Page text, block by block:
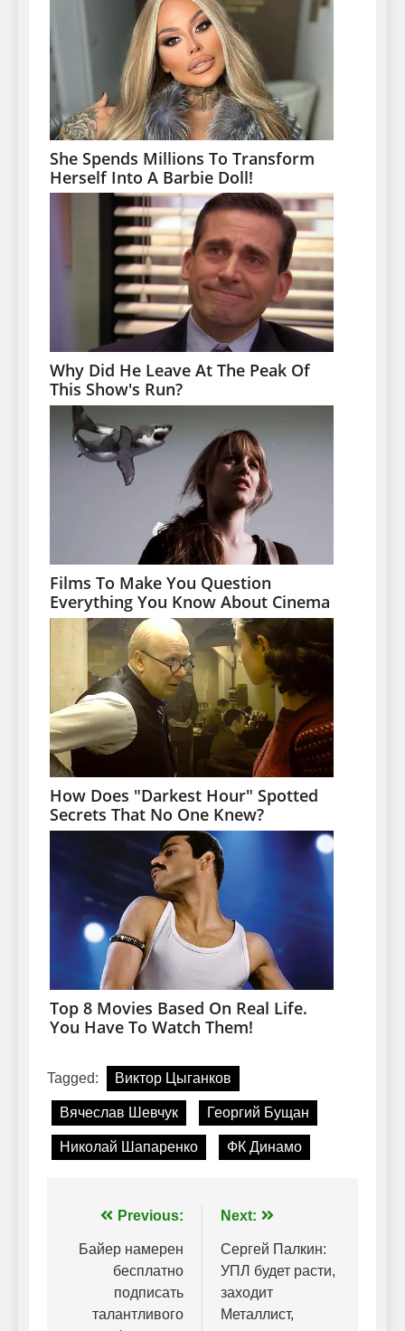
Tagged: Виктор Цыганков
Вячеслав Шевчук Георгий Бущан
Николай Шапаренко ФК Динамо
Навігація
записів
Previous:
Байер намерен
бесплатно
подписать
талантливого
Next:
Сергей Палкин:
УПЛ будет расти,
заходит
Металлист,